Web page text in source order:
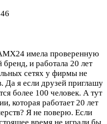
имела проверенную
и работала 20 лет
сетях у фирмы не
Да я если друзей приглашу
более 100 человек. А тут
которая работает 20 лет
Я не поверю. Если